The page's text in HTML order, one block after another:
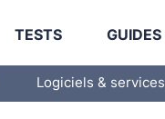
TESTS GUIDES
Logiciels & services